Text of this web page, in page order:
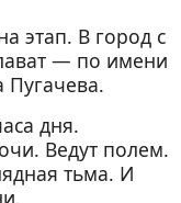
этап. В город с
— по имени
Пугачева.
дня.
Ведут полем.
тьма. И